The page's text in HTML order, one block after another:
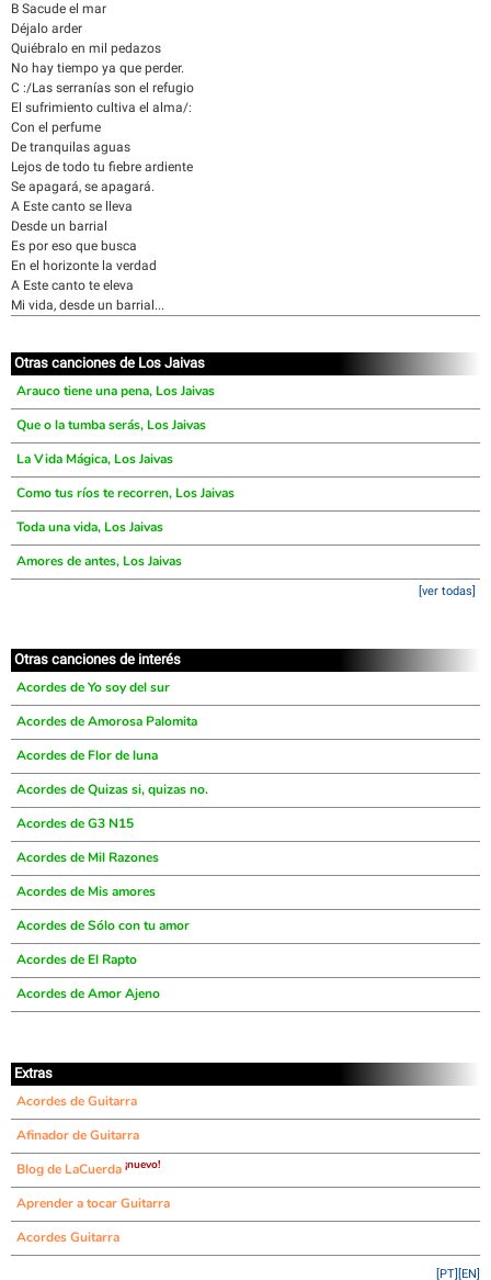
B Sacude el mar
Déjalo arder
Quiébralo en mil pedazos
No hay tiempo ya que perder.
C :/Las serranías son el refugio
El sufrimiento cultiva el alma/:
Con el perfume
De tranquilas aguas
Lejos de todo tu fiebre ardiente
Se apagará, se apagará.
A Este canto se lleva
Desde un barrial
Es por eso que busca
En el horizonte la verdad
A Este canto te eleva
Mi vida, desde un barrial...
Otras canciones de Los Jaivas
Arauco tiene una pena, Los Jaivas
Que o la tumba serás, Los Jaivas
La Vida Mágica, Los Jaivas
Como tus ríos te recorren, Los Jaivas
Toda una vida, Los Jaivas
Amores de antes, Los Jaivas
[ver todas]
Otras canciones de interés
Acordes de Yo soy del sur
Acordes de Amorosa Palomita
Acordes de Flor de luna
Acordes de Quizas si, quizas no.
Acordes de G3 N15
Acordes de Mil Razones
Acordes de Mis amores
Acordes de Sólo con tu amor
Acordes de El Rapto
Acordes de Amor Ajeno
Extras
Acordes de Guitarra
Afinador de Guitarra
Blog de LaCuerda ¡nuevo!
Aprender a tocar Guitarra
Acordes Guitarra
[EN]
[PT]